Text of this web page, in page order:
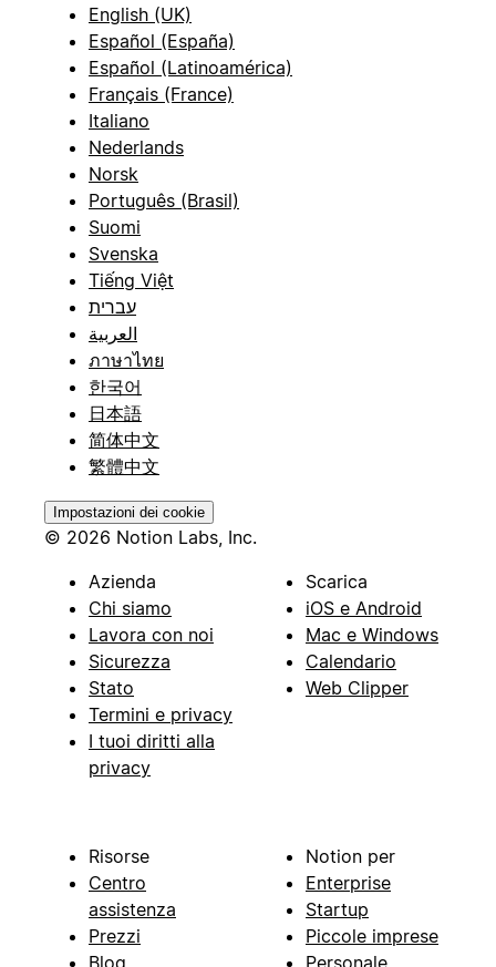
English (UK)
Español (España)
Español (Latinoamérica)
Français (France)
Italiano
Nederlands
Norsk
Português (Brasil)
Suomi
Svenska
Tiếng Việt
עברית
العربية
ภาษาไทย
한국어
日本語
简体中文
繁體中文
Impostazioni dei cookie
© 2026 Notion Labs, Inc.
Azienda
Chi siamo
Lavora con noi
Sicurezza
Stato
Termini e privacy
I tuoi diritti alla
privacy
Scarica
iOS e Android
Mac e Windows
Calendario
Web Clipper
Risorse
Centro
assistenza
Prezzi
Blog
Notion per
Enterprise
Startup
Piccole imprese
Personale